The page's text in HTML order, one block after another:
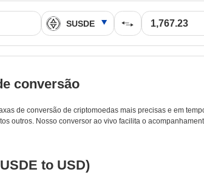
conversão
de conversão de criptomoedas mais precisas e em
outros. Nosso conversor ao vivo facilita o
to USD)